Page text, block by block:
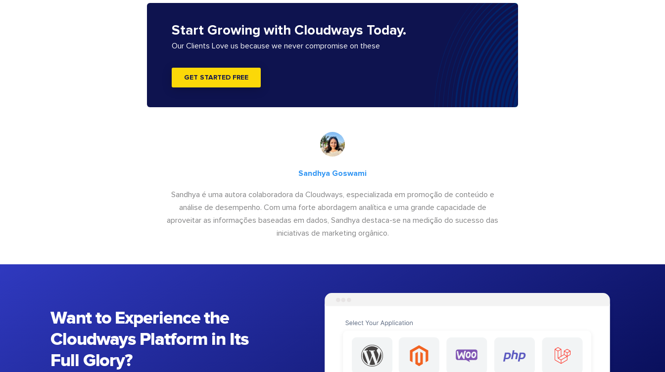
Start Growing with Cloudways Today.
Our Clients Love us because we never compromise on these
GET STARTED FREE
Sandhya Goswami
Sandhya é uma autora colaboradora da Cloudways, especializada em promoção de conteúdo e
análise de desempenho. Com uma forte abordagem analítica e uma grande capacidade de
aproveitar as informações baseadas em dados, Sandhya destaca-se na medição do sucesso das
iniciativas de marketing orgânico.
Want to Experience the
Cloudways Platform in Its
Full Glory?